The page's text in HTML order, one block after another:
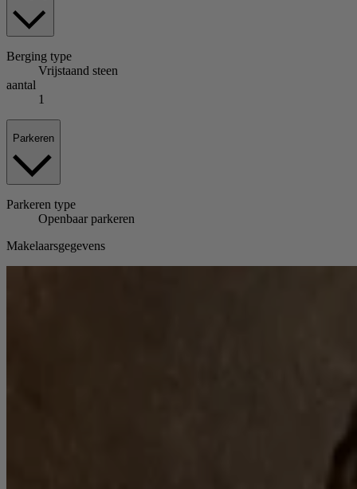
Berging type
Vrijstaand steen
aantal
1
Parkeren
Parkeren type
Openbaar parkeren
Makelaarsgegevens